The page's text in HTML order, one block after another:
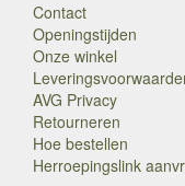
Contact
Openingstijden
Onze winkel
AVG Privacy
Retourneren
Hoe bestellen
Herroepingslink